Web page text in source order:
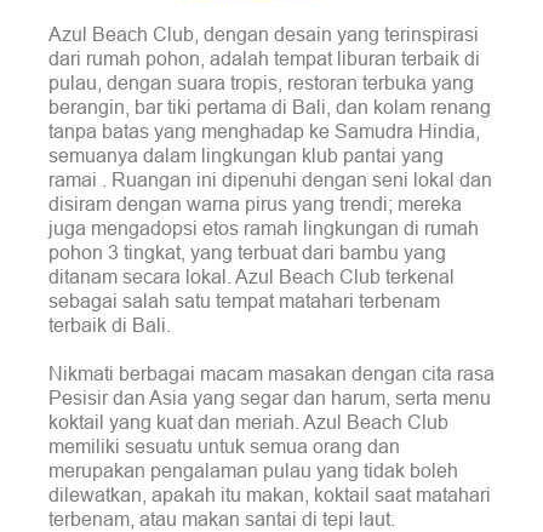
Azul Beach Club, dengan desain yang terinspirasi
dari rumah pohon, adalah tempat liburan terbaik di
pulau, dengan suara tropis, restoran terbuka yang
berangin, bar tiki pertama di Bali, dan kolam renang
tanpa batas yang menghadap ke Samudra Hindia,
semuanya dalam lingkungan klub pantai yang
ramai . Ruangan ini dipenuhi dengan seni lokal dan
disiram dengan warna pirus yang trendi; mereka
juga mengadopsi etos ramah lingkungan di rumah
pohon 3 tingkat, yang terbuat dari bambu yang
ditanam secara lokal. Azul Beach Club terkenal
sebagai salah satu tempat matahari terbenam
terbaik di Bali.
Nikmati berbagai macam masakan dengan cita rasa
Pesisir dan Asia yang segar dan harum, serta menu
koktail yang kuat dan meriah. Azul Beach Club
memiliki sesuatu untuk semua orang dan
merupakan pengalaman pulau yang tidak boleh
dilewatkan, apakah itu makan, koktail saat matahari
terbenam, atau makan santai di tepi laut.